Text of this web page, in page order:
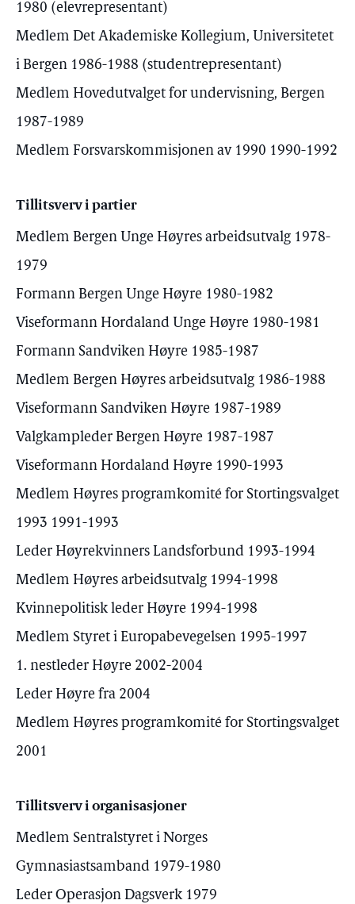
1980 (elevrepresentant)
Medlem Det Akademiske Kollegium, Universitetet
i Bergen 1986-1988 (studentrepresentant)
Medlem Hovedutvalget for undervisning, Bergen
1987-1989
Medlem Forsvarskommisjonen av 1990 1990-1992
Tillitsverv i partier
Medlem Bergen Unge Høyres arbeidsutvalg 1978-
1979
Formann Bergen Unge Høyre 1980-1982
Viseformann Hordaland Unge Høyre 1980-1981
Formann Sandviken Høyre 1985-1987
Medlem Bergen Høyres arbeidsutvalg 1986-1988
Viseformann Sandviken Høyre 1987-1989
Valgkampleder Bergen Høyre 1987-1987
Viseformann Hordaland Høyre 1990-1993
Medlem Høyres programkomité for Stortingsvalget
1993 1991-1993
Leder Høyrekvinners Landsforbund 1993-1994
Medlem Høyres arbeidsutvalg 1994-1998
Kvinnepolitisk leder Høyre 1994-1998
Medlem Styret i Europabevegelsen 1995-1997
1. nestleder Høyre 2002-2004
Leder Høyre fra 2004
Medlem Høyres programkomité for Stortingsvalget
2001
Tillitsverv i organisasjoner
Medlem Sentralstyret i Norges
Gymnasiastsamband 1979-1980
Leder Operasjon Dagsverk 1979